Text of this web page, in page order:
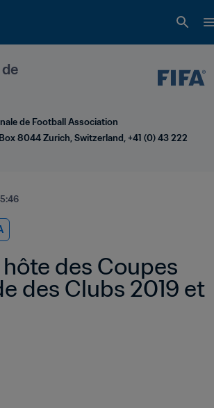
de Football Association
8044 Zurich, Switzerland, +41 (0) 43 222
des Coupes
des Clubs 2019 et